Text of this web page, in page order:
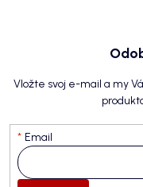
Vložte svoj e-mail a my
Email